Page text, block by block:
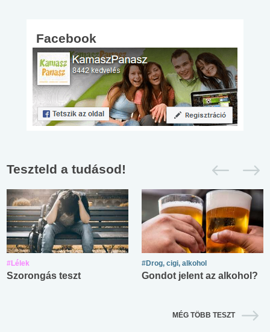
Facebook
Teszteld a tudásod!
#Lélek
Szorongás teszt
#Drog, cigi, alkohol
Gondot jelent az alkohol?
MÉG TÖBB TESZT